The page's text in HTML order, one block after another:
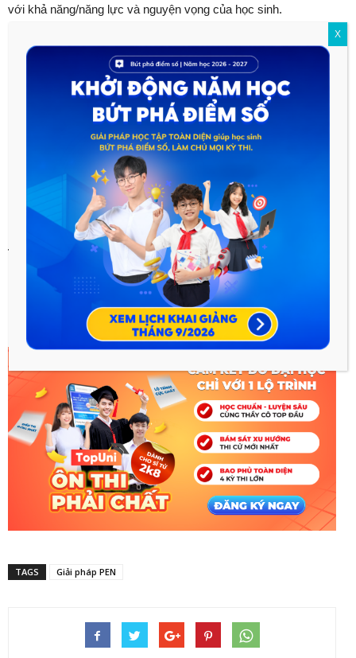
với khả năng/năng lực và nguyện vọng của học sinh.
♦ LINK ĐĂNG KÝ VÀ HỌC THỬ MIỄN PHÍ GIẢI PHÁP PAT
2023 DÀNH CHO 2K5 ♦
Tham khảo thêm:
Khóa học PEN 2023
Khóa học pen có hiệu quả không
TAGS Giải pháp PEN
X